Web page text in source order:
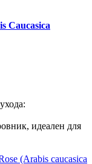
Caucasica
идеален для